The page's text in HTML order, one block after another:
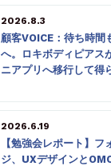
2026.8.3
顧客VOICE：待ち時間
へ。ロキボディピアス
ニアプリへ移行して得
2026.6.19
【勉強会レポート】
ジ、UXデザインと